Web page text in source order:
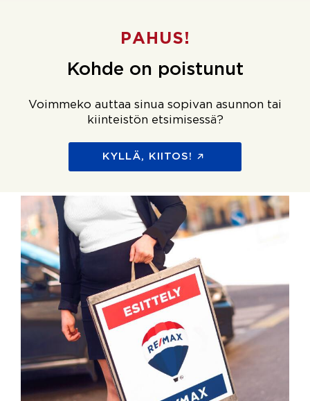
PAHUS!
Kohde on poistunut
Voimmeko auttaa sinua sopivan asunnon tai
kiinteistön etsimisessä?
KYLLÄ, KIITOS!